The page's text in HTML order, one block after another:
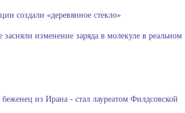
создали «деревянное стекло»
изменение заряда в молекуле в реальном
из Ирана - стал лауреатом Филдсовской